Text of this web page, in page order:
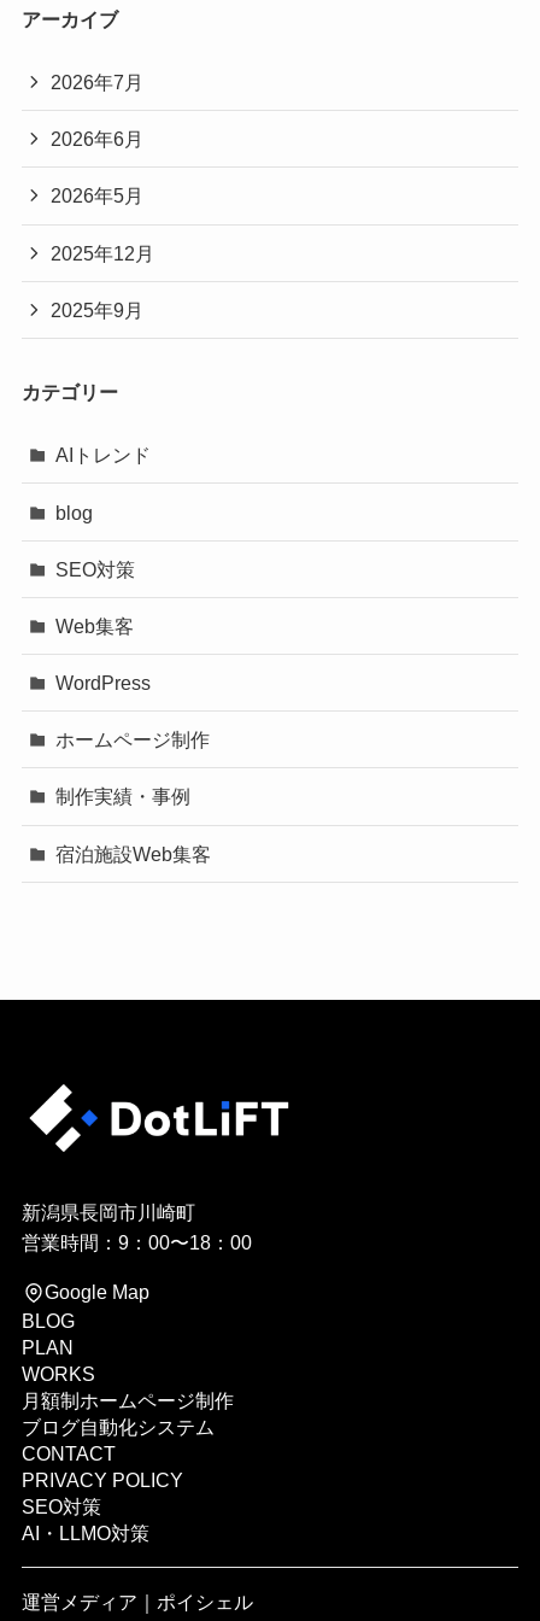
アーカイブ
2026年7月
2026年6月
2026年5月
2025年12月
2025年9月
カテゴリー
AIトレンド
blog
SEO対策
Web集客
WordPress
ホームページ制作
制作実績・事例
宿泊施設Web集客
新潟県長岡市川崎町
営業時間：9：00〜18：00
Google Map
BLOG
PLAN
WORKS
月額制ホームページ制作
ブログ自動化システム
CONTACT
PRIVACY POLICY
SEO対策
AI・LLMO対策
運営メディア｜ ポイシェル